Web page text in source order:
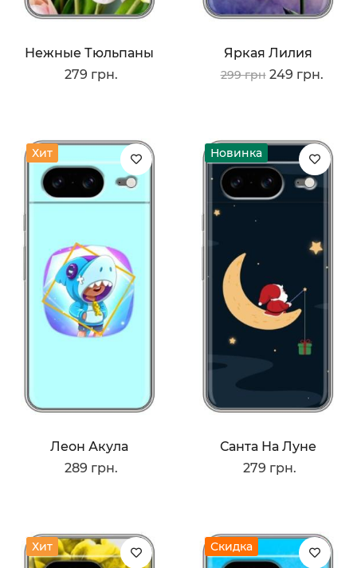
Нежные Тюльпаны
279 грн.
Яркая Лилия
299 грн 249 грн.
Хит
Леон Акула
289 грн.
Новинка
Санта На Луне
279 грн.
Хит Скидка